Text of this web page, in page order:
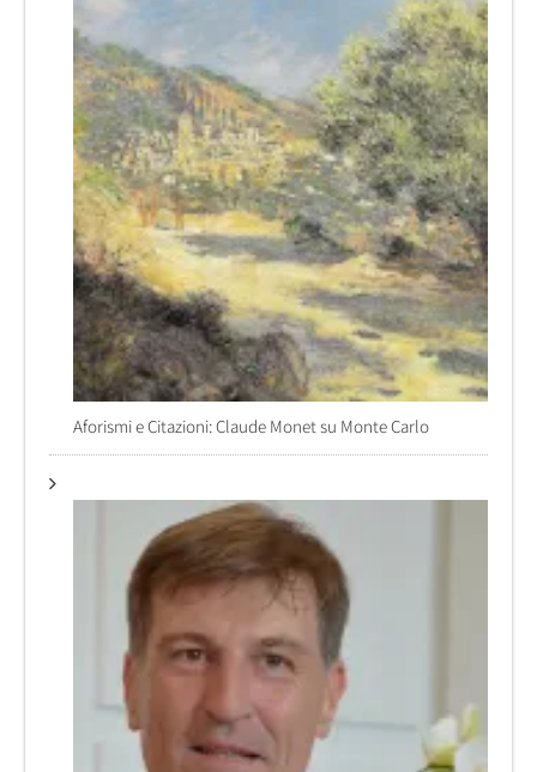
Aforismi e Citazioni: Claude Monet su Monte Carlo